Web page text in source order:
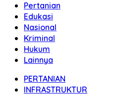
Pertanian
Edukasi
Nasional
Kriminal
Hukum
Lainnya
PERTANIAN
INFRASTRUKTUR